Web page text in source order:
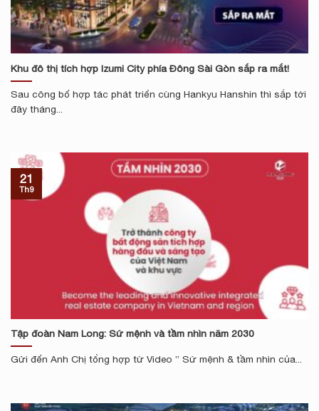
Khu đô thị tích hợp Izumi City phía Đông Sài Gòn sắp ra mắt!
Sau công bố hợp tác phát triển cùng Hankyu Hanshin thì sắp tới
đây tháng...
Tập đoàn Nam Long: Sứ mệnh và tầm nhìn năm 2030
Gửi đến Anh Chị tổng hợp từ Video ” Sứ mệnh & tầm nhìn của...
21
Th9